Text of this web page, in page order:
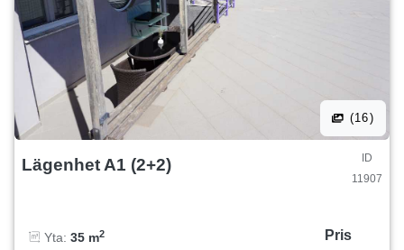
(16)
Lägenhet A1 (2+2)
ID
11907
Yta: 35 m2
Pris